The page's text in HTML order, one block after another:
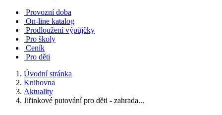
Provozní doba
On-line katalog
Prodloužení výpůjčky
Pro školy
Ceník
Pro děti
Úvodní stránka
Knihovna
Aktuality
Jiřinkové putování pro děti - zahrada...